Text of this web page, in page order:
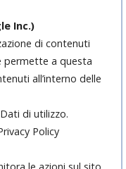
Inc.)
di contenuti
permette a questa
all’interno delle
di utilizzo.
Policy